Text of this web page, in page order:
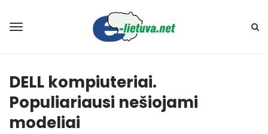
DELL kompiuteriai.
Populiariausi nešiojami
modeliai